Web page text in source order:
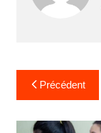
Navigation
de
l’article
Précédent